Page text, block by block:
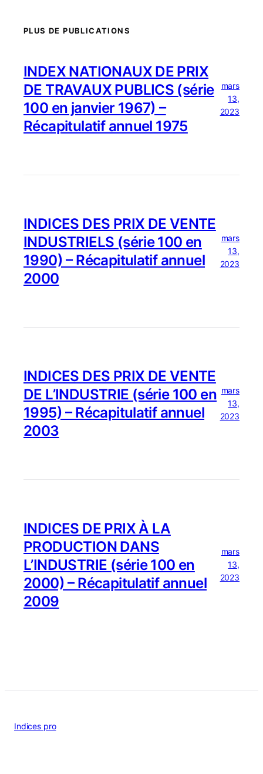
PLUS DE PUBLICATIONS
INDEX NATIONAUX DE PRIX
DE TRAVAUX PUBLICS (série
100 en janvier 1967) –
Récapitulatif annuel 1975
mars
13,
2023
INDICES DES PRIX DE VENTE
INDUSTRIELS (série 100 en
1990) – Récapitulatif annuel
2000
mars
13,
2023
INDICES DES PRIX DE VENTE
DE L’INDUSTRIE (série 100 en
1995) – Récapitulatif annuel
2003
mars
13,
2023
INDICES DE PRIX À LA
PRODUCTION DANS
L’INDUSTRIE (série 100 en
2000) – Récapitulatif annuel
2009
mars
13,
2023
Indices pro